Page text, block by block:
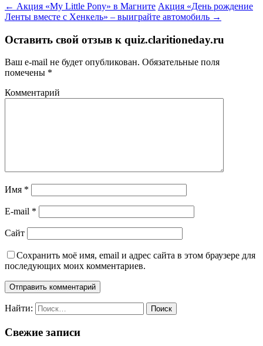
← Акция «My Little Pony» в Магните Акция «День рождение
Ленты вместе с Хенкель» – выиграйте автомобиль →
Оставить свой отзыв к quiz.claritioneday.ru
Ваш e-mail не будет опубликован. Обязательные поля
помечены *
Комментарий
Имя *
E-mail *
Сайт
Сохранить моё имя, email и адрес сайта в этом браузере для
последующих моих комментариев.
Найти:
Свежие записи